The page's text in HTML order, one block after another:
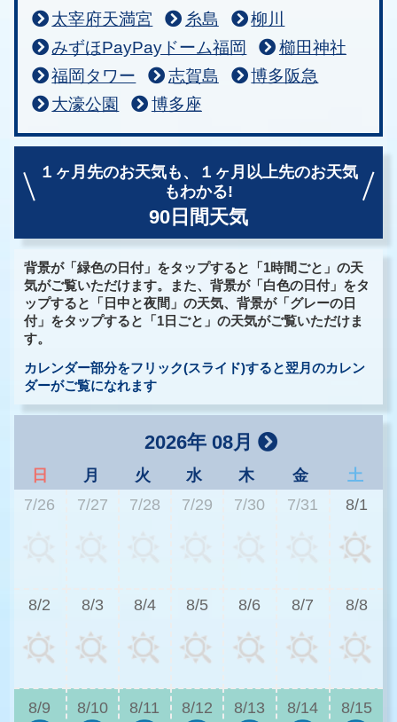
太宰府天満宮 糸島
柳川
みずほPayPayドーム福岡
櫛田神社
福岡タワー
志賀島
博多阪急
大濠公園
博多座
１ヶ月先のお天気も、
１ヶ月以上先のお天気
もわかる!
90日間天気
背景が「緑色の日付」をタップすると「1時間ごと」の天
気がご覧いただけます。また、背景が「白色の日付」をタ
ップすると「日中と夜間」の天気、背景が「グレーの日
付」をタップすると「1日ごと」の天気がご覧いただけま
す。
カレンダー部分をフリック(スライド)すると翌月のカレン
ダーがご覧になれます
2026年 08月
日 月 火 水 木 金
土
7/26
7/27 7/28 7/29 7/30 7/31 8/1
8/2 8/3 8/4 8/5 8/6 8/7 8/8
8/9 8/10 8/11 8/12 8/13 8/14 8/15